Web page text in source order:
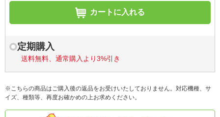
カートに入れる
定期購入
送料無料、通常購入より3%引き
※こちらの商品はご購入後の返品をお受けいたしておりません。対応機種、サ
イズ、種類等、再度お確かめの上お求めください。